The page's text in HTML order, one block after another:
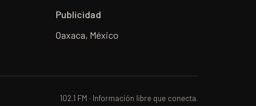
Publicidad
Oaxaca, México
102.1 FM · Información libre que conecta.